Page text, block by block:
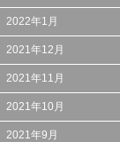
2022年1月
2021年12月
2021年11月
2021年10月
2021年9月